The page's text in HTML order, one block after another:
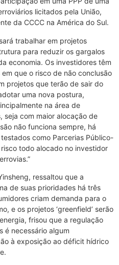
licitados pela União,
da CCCC na América do Sul.
trabalhar em projetos
para reduzir os gargalos
economia. Os investidores têm
que o risco de não conclusão
projetos que terão de sair do
uma nova postura,
na área de
seja com maior alocação de
não funciona sempre, há
como Parcerias Público-
todo alocado no investidor
ressaltou que a
de suas prioridades há três
criam demanda para o
e os projetos ‘greenfield’ serão
frisou que a regulação
é necessário algum
à exposição ao déficit hídrico